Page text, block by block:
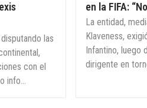
las
con el
info...
en la FIFA:
La entidad,
Klaveness,
Infantino, luego
dirigente en